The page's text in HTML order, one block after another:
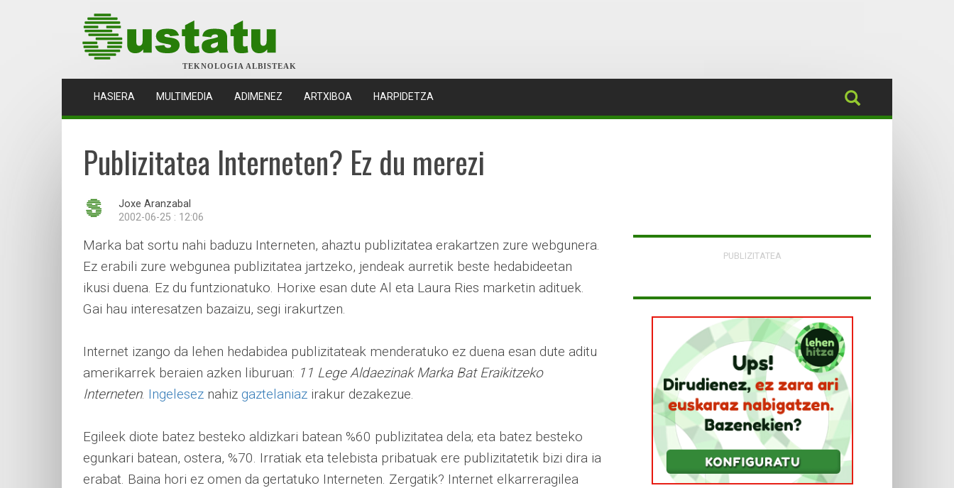
TEKNOLOGIA ALBISTEAK
HASIERA (CURRENT)
MULTIMEDIA ADIMENEZ ARTXIBOA HARPIDETZA
Publizitatea Interneten? Ez du merezi
Joxe Aranzabal
2002-06-25 : 12:06
Marka bat sortu nahi baduzu Interneten, ahaztu publizitatea erakartzen zure webgunera.
Ez erabili zure webgunea publizitatea jartzeko, jendeak aurretik beste hedabideetan
ikusi duena. Ez du funtzionatuko. Horixe esan dute Al eta Laura Ries marketin adituek.
Gai hau interesatzen bazaizu, segi irakurtzen.
Internet izango da lehen hedabidea publizitateak menderatuko ez duena esan dute aditu
amerikarrek beraien azken liburuan: 11 Lege Aldaezinak Marka Bat Eraikitzeko
Interneten. Ingelesez nahiz gaztelaniaz irakur dezakezue.
Egileek diote batez besteko aldizkari batean %60 publizitatea dela; eta batez besteko
egunkari batean, ostera, %70. Irratiak eta telebista pribatuak ere publizitatetik bizi dira ia
erabat. Baina hori ez omen da gertatuko Interneten. Zergatik? Internet elkarreragilea
PUBLIZITATEA